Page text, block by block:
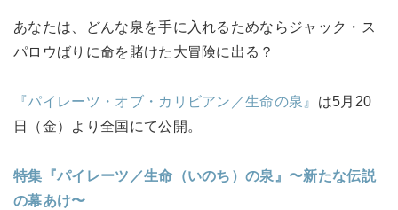
あなたは、どんな泉を手に入れるためならジャック・ス
パロウばりに命を賭けた大冒険に出る？
『パイレーツ・オブ・カリビアン／生命の泉』 は5月20
日（金）より全国にて公開。
特集『パイレーツ／生命（いのち）の泉』〜新たな伝説
の幕あけ〜